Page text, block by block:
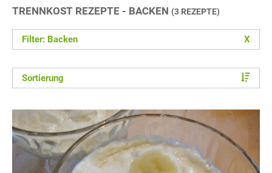
TRENNKOST REZEPTE - BACKEN (3 REZEPTE)
Filter: Backen X
Sortierung